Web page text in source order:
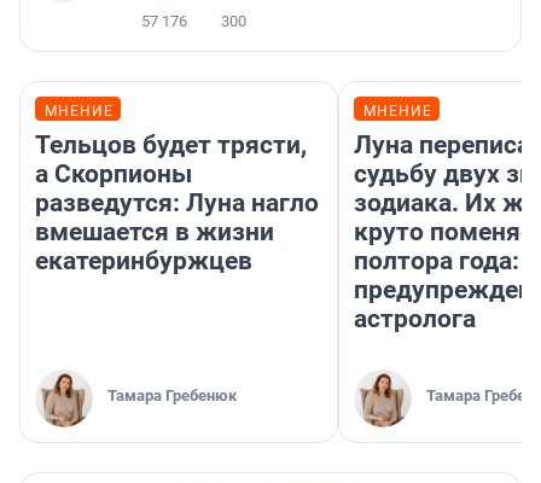
57 176 300
МНЕНИЕ
Тельцов будет трясти,
а Скорпионы
разведутся: Луна нагло
вмешается в жизни
екатеринбуржцев
Тамара Гребенюк
МНЕНИЕ
Луна
судьбу двух
зодиака. Их
круто
полтора года:
астролога
Тамара